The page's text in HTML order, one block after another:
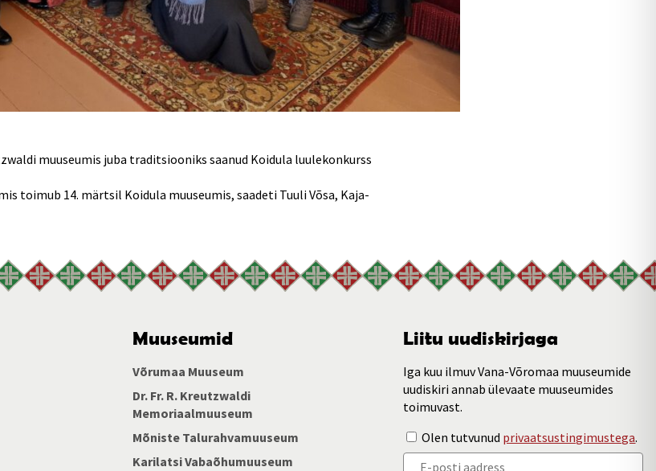
muuseumis juba traditsiooniks saanud Koidula luulekonkurss
toimub 14. märtsil Koidula muuseumis, saadeti Tuuli Võsa, Kaja-
Muuseumid
Võrumaa Muuseum
Dr. Fr. R. Kreutzwaldi
Memoriaalmuuseum
Mõniste Talurahvamuuseum
Karilatsi Vabaõhumuuseum
Liitu uudiskirjaga
Iga kuu ilmuv Vana-Võromaa muuseumide
uudiskiri annab ülevaate muuseumides
toimuvast.
Olen tutvunud privaatsustingimustega.